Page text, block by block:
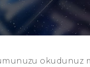
okudunuz